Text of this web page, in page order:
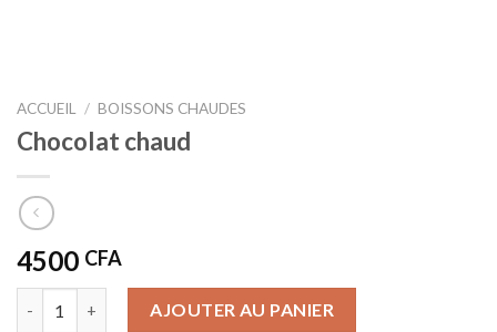
ACCUEIL / BOISSONS CHAUDES
Chocolat chaud
4500 CFA
quantité de Chocolat chaudAJOUTER AU PANIER